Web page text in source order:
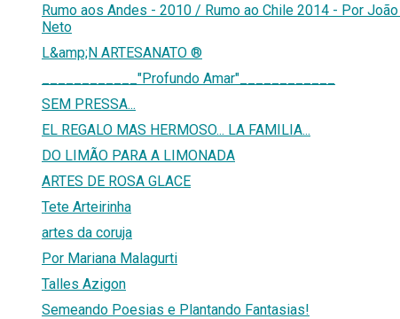
Rumo aos Andes - 2010 / Rumo ao Chile 2014 - Por
Neto
L&amp;N ARTESANATO ®
____________"Profundo Amar"____________
SEM PRESSA...
EL REGALO MAS HERMOSO... LA FAMILIA...
DO LIMÃO PARA A LIMONADA
ARTES DE ROSA GLACE
Tete Arteirinha
artes da coruja
Por Mariana Malagurti
Talles Azigon
Semeando Poesias e Plantando Fantasias!